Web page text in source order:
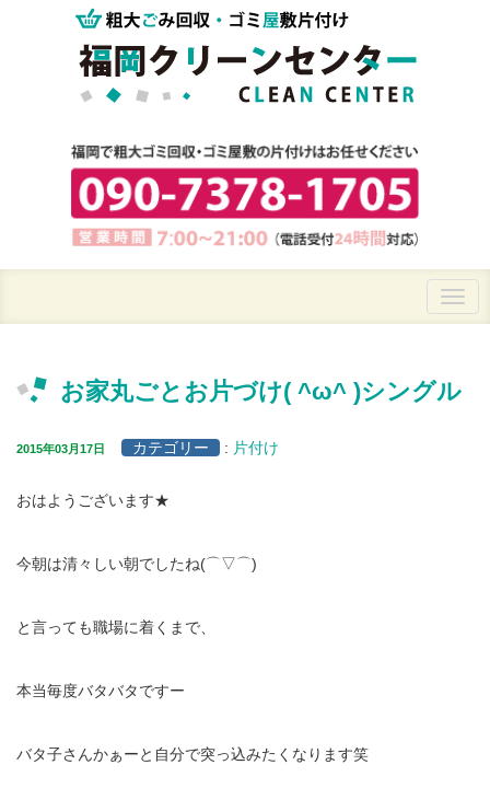
お家丸ごとお片づけ( ^ω^ )シングル
2015年03月17日 カテゴリー : 片付け
おはようございます★
今朝は清々しい朝でしたね(⌒▽⌒)
と言っても職場に着くまで、
本当毎度バタバタですー
バタ子さんかぁーと自分で突っ込みたくなります笑